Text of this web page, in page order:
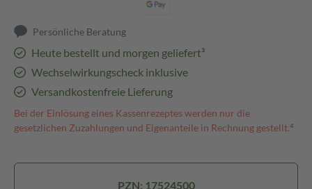
Persönliche Beratung
Heute bestellt und morgen geliefert³
Wechselwirkungscheck inklusive
Versandkostenfreie Lieferung
Bei der Einlösung eines Kassenrezeptes werden nur die
gesetzlichen Zuzahlungen und Eigenanteile in Rechnung gestellt.⁴
PZN: 17524500